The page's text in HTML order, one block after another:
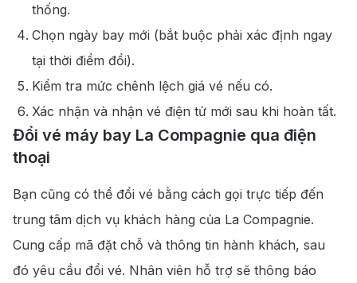
thống.
Chọn ngày bay mới (bắt buộc phải xác định ngay
tại thời điểm đổi).
Kiểm tra mức chênh lệch giá vé nếu có.
Xác nhận và nhận vé điện tử mới sau khi hoàn tất.
Đổi vé máy bay La Compagnie qua điện
thoại
Bạn cũng có thể đổi vé bằng cách gọi trực tiếp đến
trung tâm dịch vụ khách hàng của La Compagnie.
Cung cấp mã đặt chỗ và thông tin hành khách, sau
đó yêu cầu đổi vé. Nhân viên hỗ trợ sẽ thông báo